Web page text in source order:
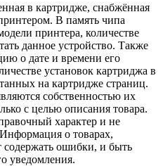
в картридже, снабжённая
В память чипа
принтера, количестве
данное устройство. Также
о дате и времени его
установок картриджа в
на картридже страниц.
собственностью их
с целью описания товара.
характер и не
о товарах,
содержать ошибки, и быть
уведомления.